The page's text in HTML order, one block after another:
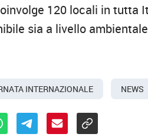
120 locali in tutta
sia a livello
INTERNAZIONALE NEWS